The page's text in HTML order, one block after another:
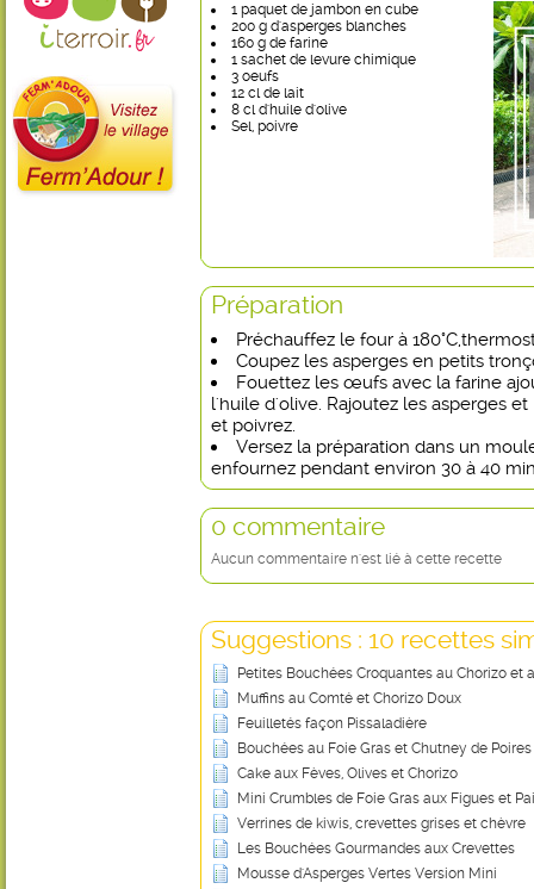
1 paquet de jambon en cube
200 g d'asperges blanches
160 g de farine
1 sachet de levure chimique
3 oeufs
12 cl de lait
8 cl d'huile d'olive
Sel, poivre
Préparation
Préchauffez le four à
Coupez les asperges en petits
Fouettez les œufs avec la farine
l'huile d'olive. Rajoutez les asperges
et poivrez.
Versez la préparation dans un
enfournez pendant environ 30 à 40
0 commentaire
Aucun commentaire n'est lié à cette recette
Suggestions : 10 recettes
Petites Bouchées Croquantes au Chorizo et
Muffins au Comté et Chorizo Doux
Feuilletés façon Pissaladière
Bouchées au Foie Gras et Chutney de Poires
Cake aux Fèves, Olives et Chorizo
Mini Crumbles de Foie Gras aux Figues et
Verrines de kiwis, crevettes grises et chèvre
Les Bouchées Gourmandes aux Crevettes
Mousse d'Asperges Vertes Version Mini